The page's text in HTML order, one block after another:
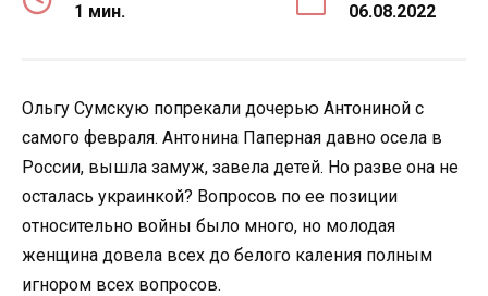
1 мин. 06.08.2022
Ольгу Сумскую попрекали дочерью Антониной с
самого февраля. Антонина Паперная давно осела в
России, вышла замуж, завела детей. Но разве она не
осталась украинкой? Вопросов по ее позиции
относительно войны было много, но молодая
женщина довела всех до белого каления полным
игнором всех вопросов.